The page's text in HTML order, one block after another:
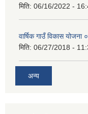
मिति: 06/16/2022 -
वार्षिक गाउँ विकास
मिति: 06/27/2018 -
अन्य